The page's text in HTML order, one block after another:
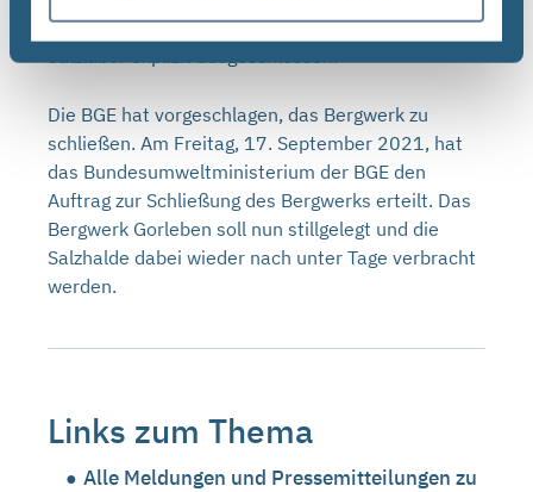
weitere Nutzung des Bergwerks als Untertage-
Die BGE hat vorgeschlagen, das Bergwerk zu
schließen. Am Freitag, 17. September 2021, hat
das Bundesumweltministerium der BGE den
Auftrag zur Schließung des Bergwerks erteilt. Das
Bergwerk Gorleben soll nun stillgelegt und die
Salzhalde dabei wieder nach unter Tage verbracht
werden.
Links zum Thema
Alle Meldungen und Pressemitteilungen zu